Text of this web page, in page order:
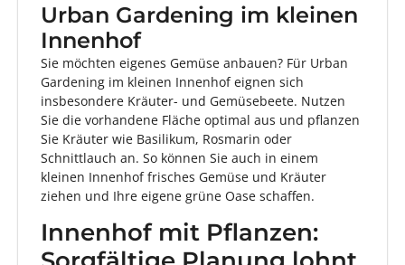
Urban Gardening im kleinen
Innenhof
Sie möchten eigenes Gemüse anbauen? Für Urban
Gardening im kleinen Innenhof eignen sich
insbesondere Kräuter- und Gemüsebeete. Nutzen
Sie die vorhandene Fläche optimal aus und pflanzen
Sie Kräuter wie Basilikum, Rosmarin oder
Schnittlauch an. So können Sie auch in einem
kleinen Innenhof frisches Gemüse und Kräuter
ziehen und Ihre eigene grüne Oase schaffen.
Innenhof mit Pflanzen: